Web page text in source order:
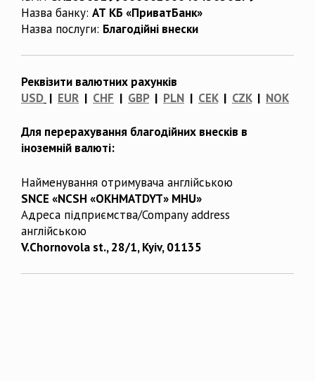
Назва банку: АТ КБ «ПриватБанк»
Назва послуги: Благодійні внески
Реквізити валютних рахунків
USD | EUR | CHF | GBP| PLN | CEK| CZK| NOK
Для перерахування благодійних внесків в
іноземній валюті:
Найменування отримувача англійською
SNCE «NCSH «OKHMATDYT» MHU»
Адреса підприємства/Company address
англійською
V.Chornovola st., 28/1, Kyiv, 01135